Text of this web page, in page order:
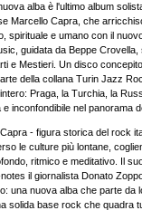
alba è l'ultimo album
Marcello Capra, che
spirituale e umano con il
guidata da Beppe Crovella,
e Mestieri. Un disco
della collana Turin Jazz
Praga, la Turchia, la
inconfondibile nel panorama
Capra - figura storica del rock
le culture più lontane,
ritmico e meditativo. Il
il giornalista Donato
una nuova alba che parte da
solida base rock che quadra